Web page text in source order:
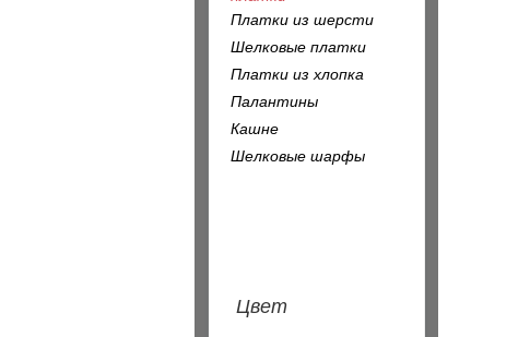
Платки из шерсти
Шелковые платки
Платки из хлопка
Палантины
Кашне
Шелковые шарфы
Цвет